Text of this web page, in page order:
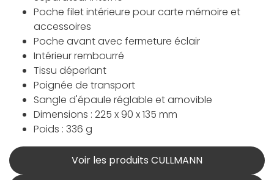
Poche filet intérieure pour carte mémoire et
accessoires
Poche avant avec fermeture éclair
Intérieur rembourré
Tissu déperlant
Poignée de transport
Sangle d'épaule réglable et amovible
Dimensions : 225 x 90 x 135 mm
Poids : 336 g
Voir les produits CULLMANN